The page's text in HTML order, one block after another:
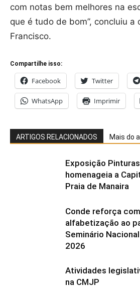
com notas bem melhores na
que é tudo de bom”, concluiu a
Francisco.
Compartilhe isso:
Facebook Twitter
WhatsApp Imprimir
ARTIGOS RELACIONADOS Mais do
Exposição
homenageia a
Praia de Manaira
Conde reforça
alfabetização ao
Seminário
2026
Atividades
na CMJP